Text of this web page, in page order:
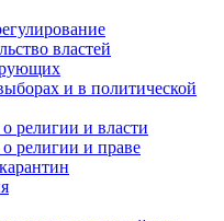
властей
и в политической
религии и власти
религии и праве